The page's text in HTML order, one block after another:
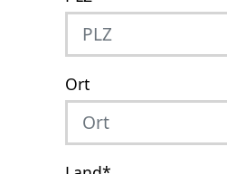
Ort